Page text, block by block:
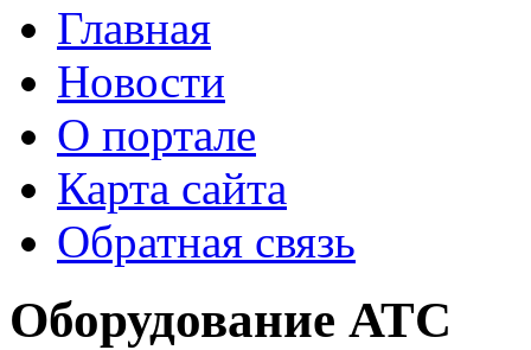
Главная
Новости
О портале
Карта сайта
Обратная связь
Оборудование АТС